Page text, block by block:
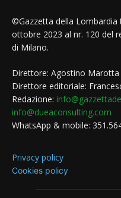
©Gazzetta della Lombardia
ottobre 2023 al nr. 120 del
di Milano.
Direttore: Agostino Marotta
Direttore editoriale:
Redazione:
info@dueaconsulting.com
WhatsApp & mobile:
Privacy policy
Cookies policy